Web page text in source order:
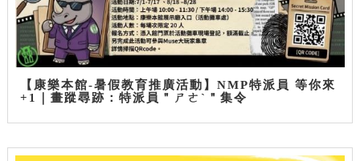
【康樂本館-暑假教育推廣活動】NMP特派員 等你來
+1｜畫蹤尋跡：特派員＂ㄕㄜˋ＂集令